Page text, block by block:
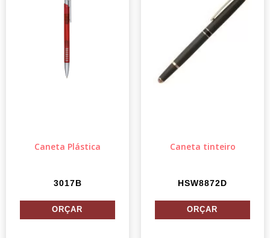
Caneta Plástica
3017B
Caneta tinteiro
HSW8872D